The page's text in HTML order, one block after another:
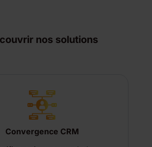
nos solutions
Convergence CRM